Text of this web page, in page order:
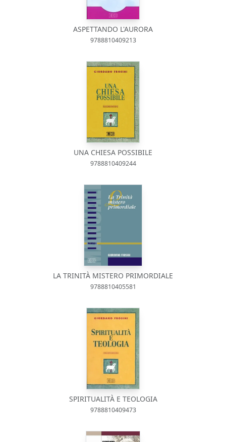
ASPETTANDO L'AURORA
9788810409213
UNA CHIESA POSSIBILE
9788810409244
LA TRINITÀ MISTERO PRIMORDIALE
9788810405581
SPIRITUALITÀ E TEOLOGIA
9788810409473